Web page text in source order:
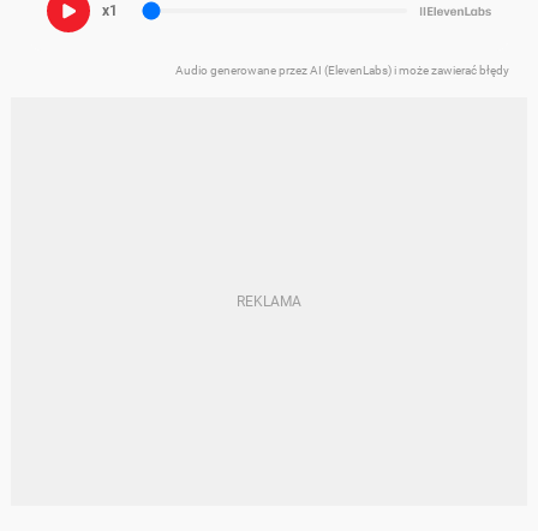
x1
Audio generowane przez AI (ElevenLabs) i może zawierać błędy